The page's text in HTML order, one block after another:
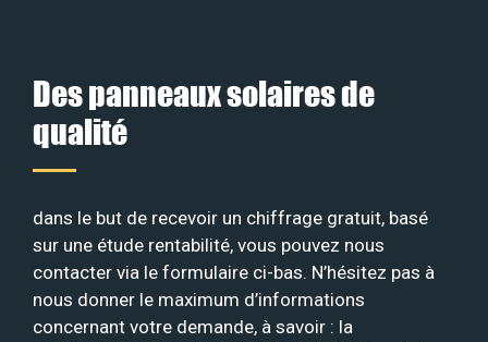
Des panneaux solaires de
qualité
dans le but de recevoir un chiffrage gratuit, basé
sur une étude rentabilité, vous pouvez nous
contacter via le formulaire ci-bas. N’hésitez pas à
nous donner le maximum d’informations
concernant votre demande, à savoir : la